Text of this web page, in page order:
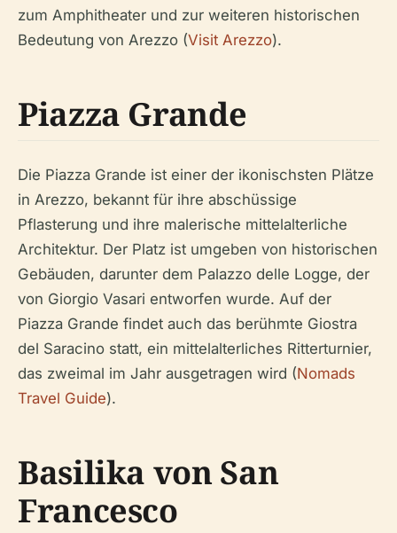
zum Amphitheater und zur weiteren historischen
Bedeutung von Arezzo (Visit Arezzo).
Piazza Grande
Die Piazza Grande ist einer der ikonischsten Plätze
in Arezzo, bekannt für ihre abschüssige
Pflasterung und ihre malerische mittelalterliche
Architektur. Der Platz ist umgeben von historischen
Gebäuden, darunter dem Palazzo delle Logge, der
von Giorgio Vasari entworfen wurde. Auf der
Piazza Grande findet auch das berühmte Giostra
del Saracino statt, ein mittelalterliches Ritterturnier,
das zweimal im Jahr ausgetragen wird (Nomads
Travel Guide).
Basilika von San
Francesco